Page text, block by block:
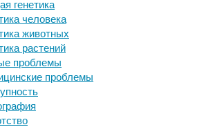
генетика
человека
животных
растений
проблемы
проблемы